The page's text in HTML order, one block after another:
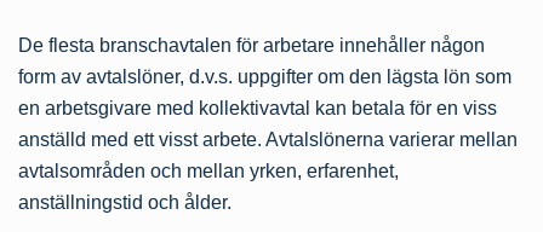
De flesta branschavtalen för arbetare innehåller någon
form av avtalslöner, d.v.s. uppgifter om den lägsta lön som
en arbetsgivare med kollektivavtal kan betala för en viss
anställd med ett visst arbete. Avtalslönerna varierar mellan
avtalsområden och mellan yrken, erfarenhet,
anställningstid och ålder.